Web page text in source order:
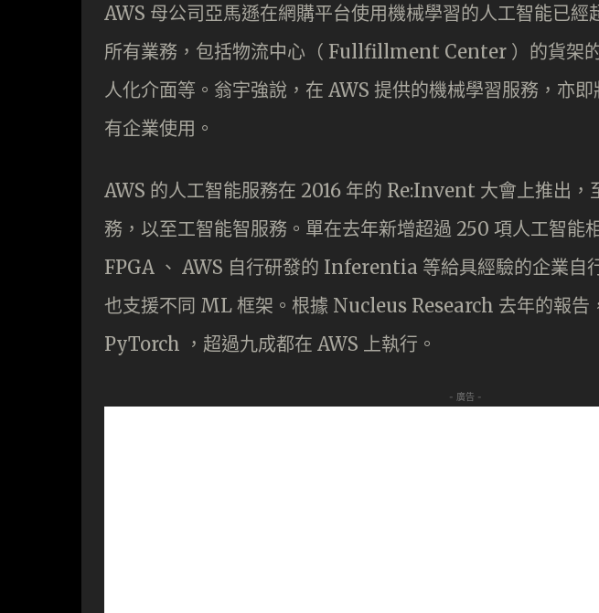
AWS 母公司亞馬遜在網購平台使用機械學習的人工智能已經
所有業務，包括物流中心（ Fullfillment Center ）的貨架
人化介面等。翁宇強說，在 AWS 提供的機械學習服務，亦
有企業使用。
AWS 的人工智能服務在 2016 年的 Re:Invent 大會上推出，
務，以至工智能智服務。單在去年新增超過 250 項人工智能
FPGA 、 AWS 自行研發的 Inferentia 等給具經驗的企業自
也支援不同 ML 框架。根據 Nucleus Research 去年的報
PyTorch ，超過九成都在 AWS 上執行。
- 廣告 -